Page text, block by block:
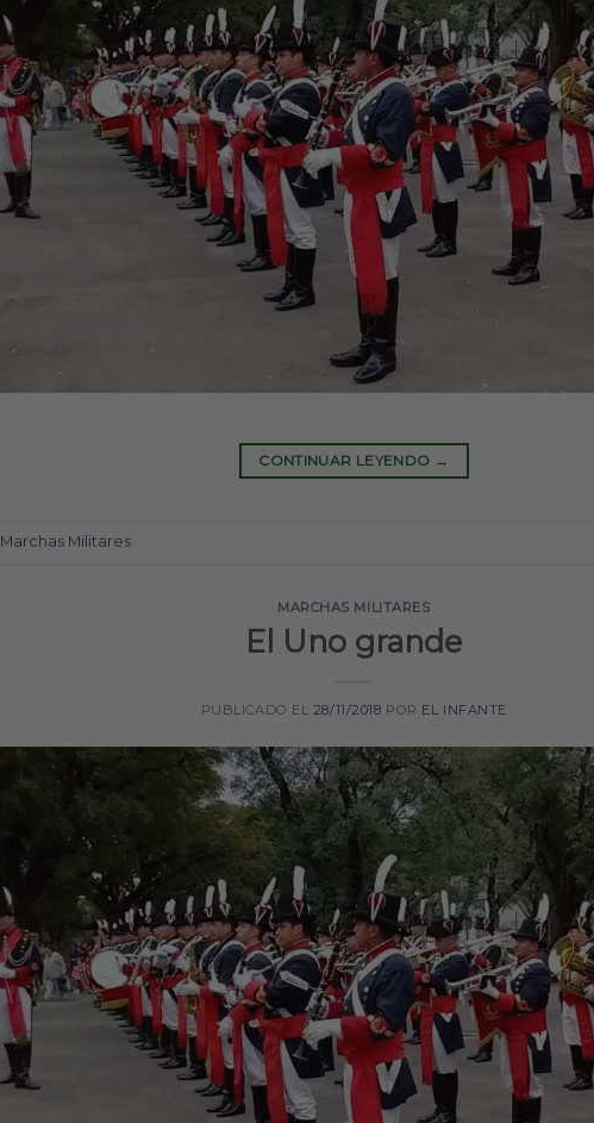
CONTINUAR LEYENDO →
Marchas Militares
MARCHAS MILITARES
El Uno grande
PUBLICADO EL 28/11/2018 POR EL INFANTE